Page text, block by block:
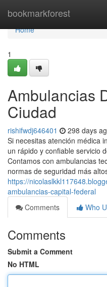
bookmarkforest
Home
Home
1
Ambulancias
Ciudad
rishifwdj646401 298 days
Si necesitas atención médica
un rápido y confiable servicio
Contamos con ambulancias
normas de seguridad más
https://
ambulancias-capital-federal
Comments
Who
Comments
Submit a Comment
No HTML